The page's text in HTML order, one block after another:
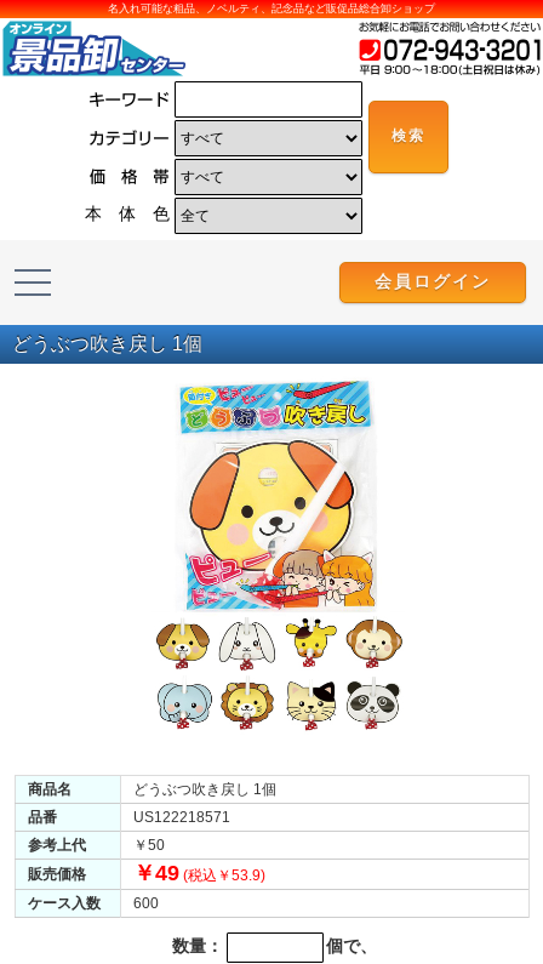
名入れ可能な粗品、ノベルティ、記念品など販促品総合卸ショップ
本 体 色
会員ログイン
どうぶつ吹き戻し 1個
商品名
どうぶつ吹き戻し 1個
品番
US122218571
参考上代
￥50
販売価格
￥49 (税込￥53.9)
ケース入数
600
数量： 個で、